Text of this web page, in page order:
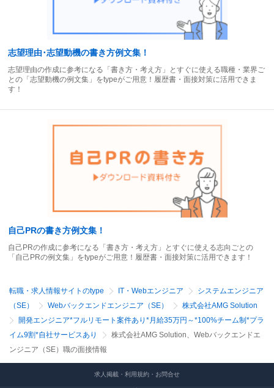
志望理由･志望動機の書き方例文集！
志望理由の作成に参考になる「書き方・考え方」とすぐに使える職種・業界ご
との「志望動機の例文集」をtypeがご用意！履歴書・面接対策に活用できま
す！
自己PRの書き方例文集！
自己PRの作成に参考になる「書き方・考え方」とすぐに使える志向ごとの
「自己PRの例文集」をtypeがご用意！履歴書・面接対策に活用できます！
転職・求人情報サイトのtype IT・Webエンジニア
システムエンジニア
（SE）
Webバックエンドエンジニア（SE）
株式会社AMG Solution
開発エンジニア*フルリモート案件あり*月給35万円～*100%チーム制*プラ
イム9割*自社サービスあり
株式会社AMG Solution、Webバックエンドエ
ンジニア（SE）職の面接情報
求人掲載・利用規約・お問合せ